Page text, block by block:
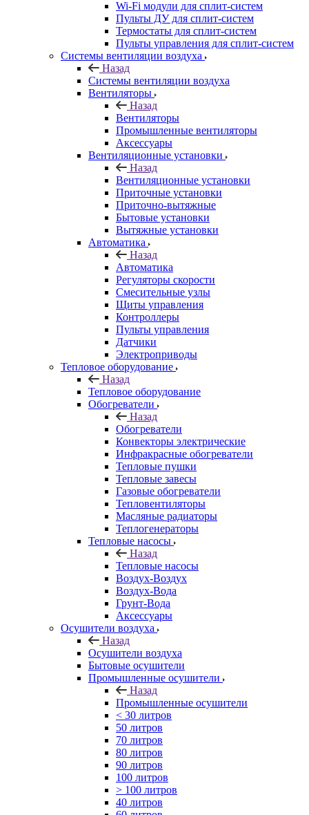
Wi-Fi модули для сплит-систем
Пульты ДУ для сплит-систем
Термостаты для сплит-систем
Пульты управления для сплит-систем
Системы вентиляции воздуха
Назад
Системы вентиляции воздуха
Вентиляторы
Назад
Вентиляторы
Промышленные вентиляторы
Аксессуары
Вентиляционные установки
Назад
Вентиляционные установки
Приточные установки
Приточно-вытяжные
Бытовые установки
Вытяжные установки
Автоматика
Назад
Автоматика
Регуляторы скорости
Смесительные узлы
Щиты управления
Контроллеры
Пульты управления
Датчики
Электроприводы
Тепловое оборудование
Назад
Тепловое оборудование
Обогреватели
Назад
Обогреватели
Конвекторы электрические
Инфракрасные обогреватели
Тепловые пушки
Тепловые завесы
Газовые обогреватели
Тепловентиляторы
Масляные радиаторы
Теплогенераторы
Тепловые насосы
Назад
Тепловые насосы
Воздух-Воздух
Воздух-Вода
Грунт-Вода
Аксессуары
Осушители воздуха
Назад
Осушители воздуха
Бытовые осушители
Промышленные осушители
Назад
Промышленные осушители
< 30 литров
50 литров
70 литров
80 литров
90 литров
100 литров
> 100 литров
40 литров